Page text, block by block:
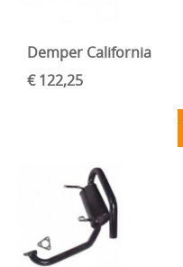
Demper California
€ 122,25